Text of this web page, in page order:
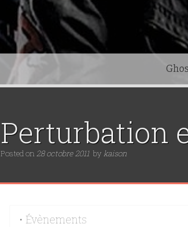
Perturbation
Posted on 28 octobre 2011 by kaison
• Évènements